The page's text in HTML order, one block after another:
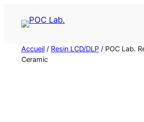
Accueil/ Resin LCD/DLP/ POC Lab.
Ceramic